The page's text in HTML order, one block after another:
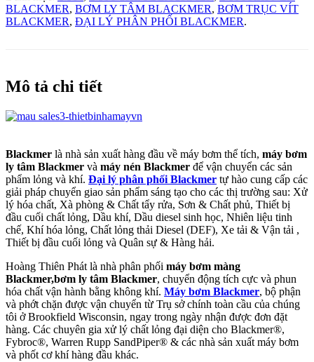
BLACKMER, BƠM LY TÂM BLACKMER, BƠM TRỤC VÍT
BLACKMER, ĐẠI LÝ PHÂN PHỐI BLACKMER.
Mô tả chi tiết
Blackmer là nhà sản xuất hàng đầu về máy bơm thể tích, máy bơm
ly tâm Blackmer và máy nén Blackmer để vận chuyển các sản
phẩm lỏng và khí. Đại lý phân phối Blackmer tự hào cung cấp các
giải pháp chuyển giao sản phẩm sáng tạo cho các thị trường sau: Xử
lý hóa chất, Xà phòng & Chất tẩy rửa, Sơn & Chất phủ, Thiết bị
đầu cuối chất lỏng, Dầu khí, Dầu diesel sinh học, Nhiên liệu tinh
chế, Khí hóa lỏng, Chất lỏng thải Diesel (DEF), Xe tải & Vận tải ,
Thiết bị đầu cuối lỏng và Quân sự & Hàng hải.
Hoàng Thiên Phát là nhà phân phối máy bơm màng
Blackmer,bơm ly tâm Blackmer, chuyển động tích cực và phun
hóa chất vận hành bằng không khí. Máy bơm Blackmer, bộ phận
và phớt chặn được vận chuyển từ Trụ sở chính toàn cầu của chúng
tôi ở Brookfield Wisconsin, ngay trong ngày nhận được đơn đặt
hàng. Các chuyên gia xử lý chất lỏng đại diện cho Blackmer®,
Fybroc®, Warren Rupp SandPiper® & các nhà sản xuất máy bơm
và phốt cơ khí hàng đầu khác.